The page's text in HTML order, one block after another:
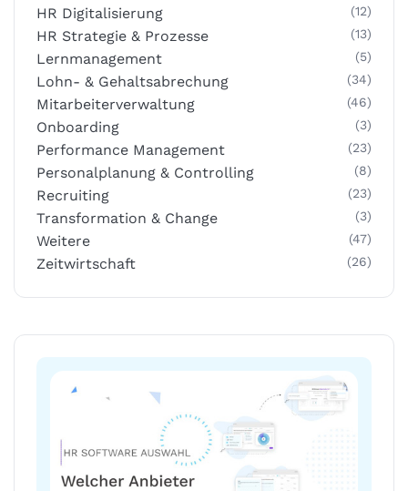
HR Digitalisierung (12)
HR Strategie & Prozesse (13)
Lernmanagement (5)
Lohn- & Gehaltsabrechung (34)
Mitarbeiterverwaltung (46)
Onboarding (3)
Performance Management (23)
Personalplanung & Controlling (8)
Recruiting (23)
Transformation & Change (3)
Weitere (47)
Zeitwirtschaft (26)